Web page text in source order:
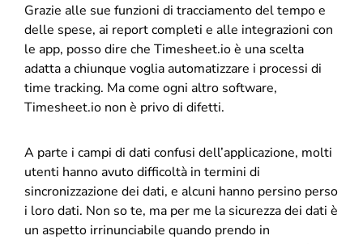
Grazie alle sue funzioni di tracciamento del tempo e
delle spese, ai report completi e alle integrazioni con
le app, posso dire che Timesheet.io è una scelta
adatta a chiunque voglia automatizzare i processi di
time tracking. Ma come ogni altro software,
Timesheet.io non è privo di difetti.
A parte i campi di dati confusi dell’applicazione, molti
utenti hanno avuto difficoltà in termini di
sincronizzazione dei dati, e alcuni hanno persino perso
i loro dati. Non so te, ma per me la sicurezza dei dati è
un aspetto irrinunciabile quando prendo in